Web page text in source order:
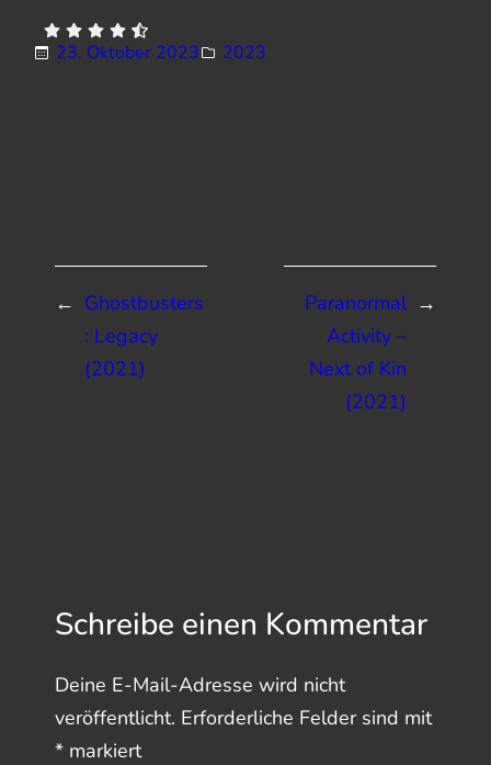
23. Oktober 2023 2023
← Ghostbusters
: Legacy
(2021)
→
Paranormal
Activity –
Next of Kin
(2021)
Schreibe einen Kommentar
Deine E-Mail-Adresse wird nicht
veröffentlicht. Erforderliche Felder sind mit
* markiert